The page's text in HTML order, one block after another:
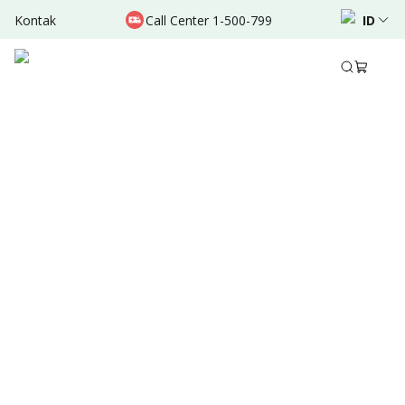
Kontak Call Center 1-500-799 ID